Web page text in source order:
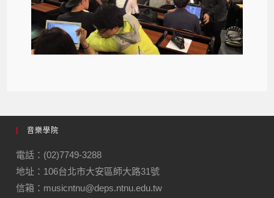
音樂學院
電話：(02)7749-3288
地址：106台北市大安區師大路31號
信箱：musicntnu@deps.ntnu.edu.tw